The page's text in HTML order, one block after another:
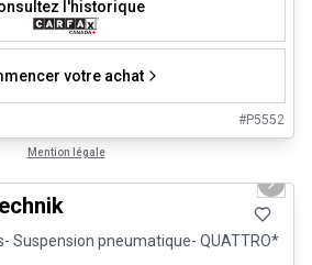
l'historique
votre achat
#P5552
Mention légale
Next
Suspension pneumatique- QUATTRO*